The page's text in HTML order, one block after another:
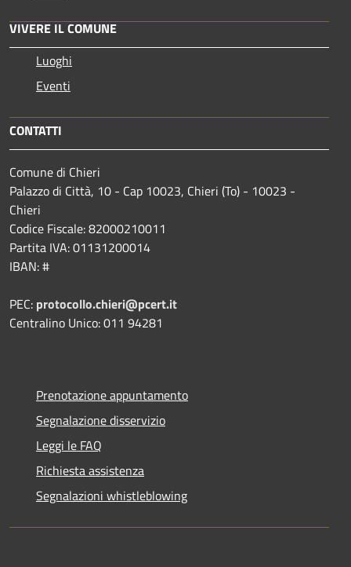
VIVERE IL COMUNE
Luoghi
Eventi
CONTATTI
Comune di Chieri
Palazzo di Città, 10 - Cap 10023, Chieri (To) - 10023 -
Chieri
Codice Fiscale: 82000210011
Partita IVA: 01131200014
IBAN: #
PEC: protocollo.chieri@pcert.it
Centralino Unico: 011 94281
Prenotazione appuntamento
Segnalazione disservizio
Leggi le FAQ
Richiesta assistenza
Segnalazioni whistleblowing